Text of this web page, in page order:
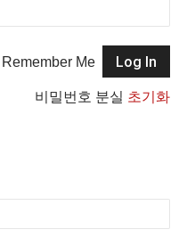
Remember Me
비밀번호 분실 초기화